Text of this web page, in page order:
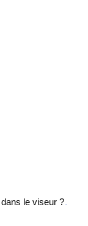
le viseur ? -